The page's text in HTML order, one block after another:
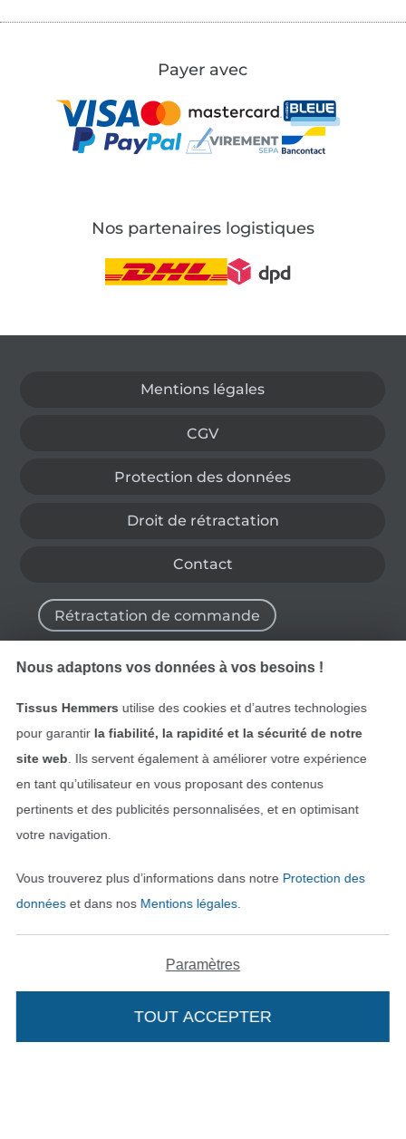
Ajouter à mon panier
Payer avec
Nos partenaires logistiques
Mentions légales
CGV
Protection des données
Droit de rétractation
Contact
Rétractation de commande
Deutsch
Nederlands
Passer à la boutique
Français
Passer à la
Nous adaptons vos données à vos besoins !
Tissus Hemmers utilise des cookies et d’autres technologies
pour garantir la fiabilité, la rapidité et la sécurité de notre
site web . Ils servent également à améliorer votre expérience
en tant qu’utilisateur en vous proposant des contenus
pertinents et des publicités personnalisées, et en optimisant
votre navigation.
Vous trouverez plus d’informations dans notre Protection des
donnéeset dans nos Mentions légales.
Paramètres
TOUT ACCEPTER